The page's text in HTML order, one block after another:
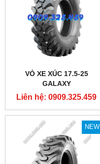
VỎ XE XÚC 17.5-25
GALAXY
Liên hệ: 0909.325.459
NEW